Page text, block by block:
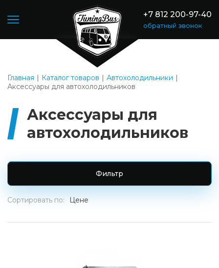
+7 812 200-97-40
обратный звонок
Главная Каталог товаров
Автохолодильники
Аксессуары для автохолодильников
Аксессуары для
автохолодильников
Фильтр
Сортировать по: Цене